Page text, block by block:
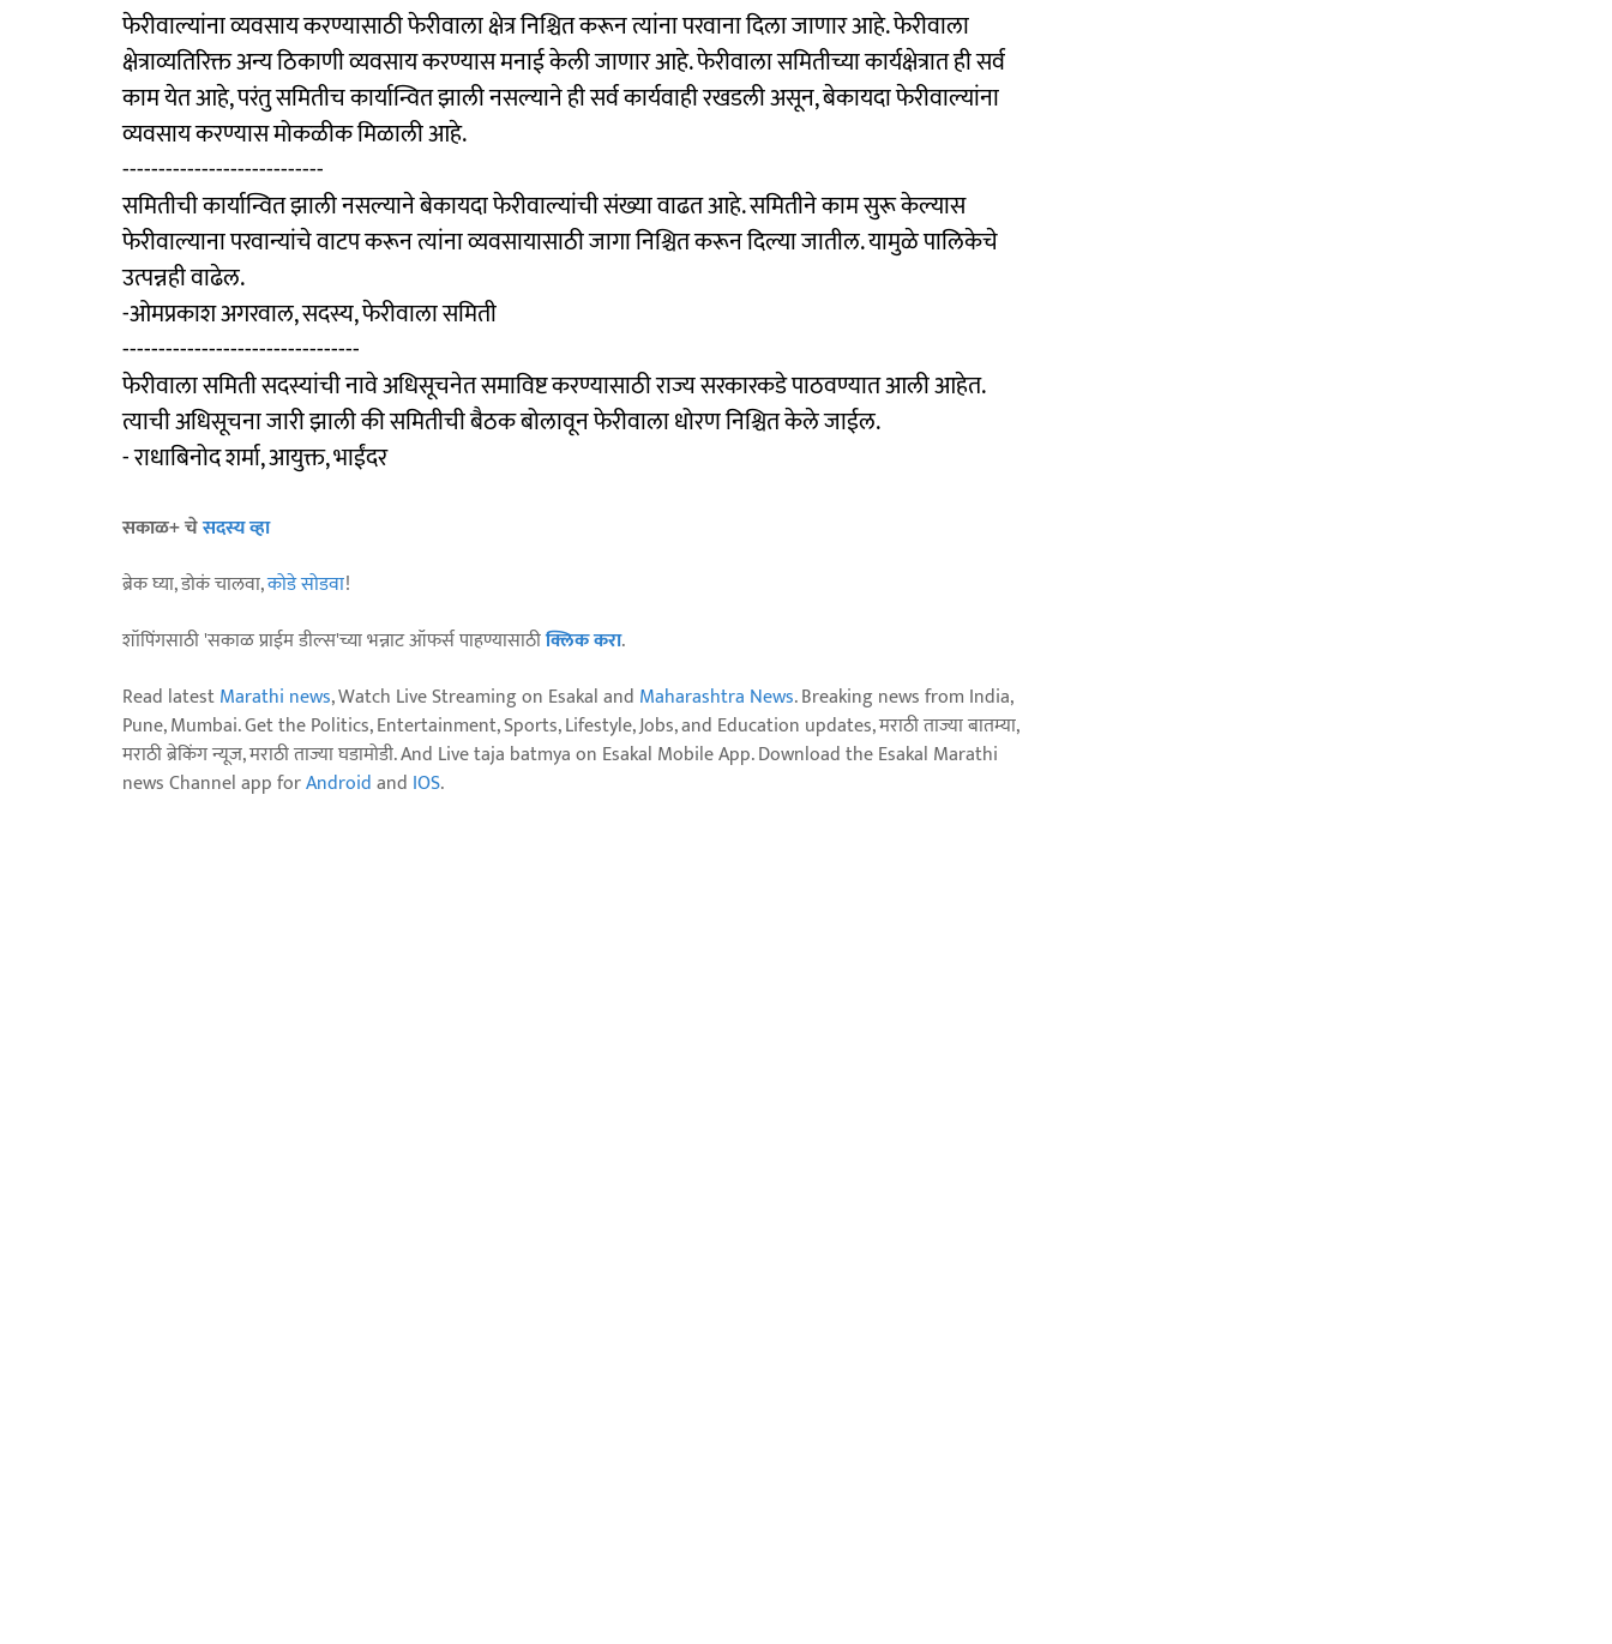
फेरीवाल्यांना व्यवसाय करण्यासाठी फेरीवाला क्षेत्र निश्चित करून त्यांना परवाना दिला जाणार आहे. फेरीवाला
क्षेत्राव्यतिरिक्त अन्य ठिकाणी व्यवसाय करण्यास मनाई केली जाणार आहे. फेरीवाला समितीच्या कार्यक्षेत्रात ही सर्व
काम येत आहे, परंतु समितीच कार्यान्वित झाली नसल्याने ही सर्व कार्यवाही रखडली असून, बेकायदा फेरीवाल्यांना
व्यवसाय करण्यास मोकळीक मिळाली आहे.
----------------------------
समितीची कार्यान्वित झाली नसल्याने बेकायदा फेरीवाल्यांची संख्या वाढत आहे. समितीने काम सुरू केल्यास
फेरीवाल्याना परवान्यांचे वाटप करून त्यांना व्यवसायासाठी जागा निश्चित करून दिल्या जातील. यामुळे पालिकेचे
उत्पन्नही वाढेल.
-ओमप्रकाश अगरवाल, सदस्य, फेरीवाला समिती
---------------------------------
फेरीवाला समिती सदस्यांची नावे अधिसूचनेत समाविष्ट करण्यासाठी राज्य सरकारकडे पाठवण्यात आली आहेत.
त्याची अधिसूचना जारी झाली की समितीची बैठक बोलावून फेरीवाला धोरण निश्चित केले जाईल.
- राधाबिनोद शर्मा, आयुक्त, भाईंदर
सकाळ+ चेसदस्य व्हा
ब्रेक घ्या, डोकं चालवा,कोडे सोडवा!
शॉपिंगसाठी 'सकाळ प्राईम डील्स'च्या भन्नाट ऑफर्स पाहण्यासाठीक्लिक करा.
Read latestMarathi news, Watch Live Streaming on Esakal and Maharashtra News. Breaking news from India,
Pune, Mumbai. Get the Politics, Entertainment, Sports, Lifestyle, Jobs, and Education updates, मराठी ताज्या बातम्या,
मराठी ब्रेकिंग न्यूज, मराठी ताज्या घडामोडी. And Live taja batmya on Esakal Mobile App. Download the Esakal Marathi
news Channel app forAndroidand IOS.